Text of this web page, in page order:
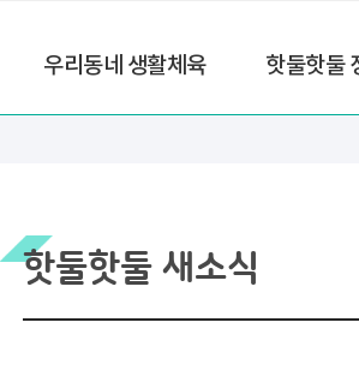
우리동네 생활체육 핫둘핫둘
핫둘핫둘 새소식